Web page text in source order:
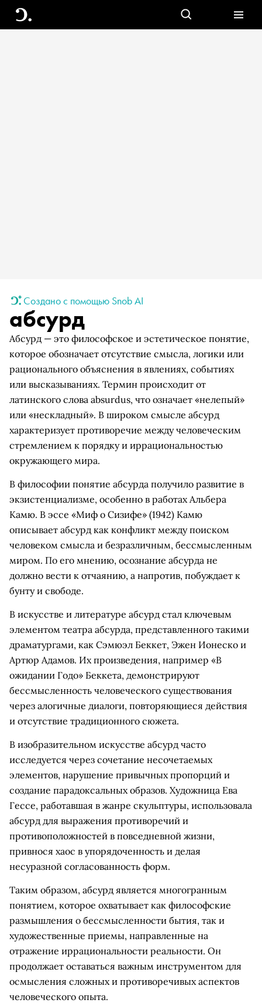
Создано с помощью Snob AI
абсурд
Абсурд — это философское и эстетическое понятие,
которое обозначает отсутствие смысла, логики или
рационального объяснения в явлениях, событиях
или высказываниях. Термин происходит от
латинского слова absurdus, что означает «нелепый»
или «нескладный». В широком смысле абсурд
характеризует противоречие между человеческим
стремлением к порядку и иррациональностью
окружающего мира.
В философии понятие абсурда получило развитие в
экзистенциализме, особенно в работах Альбера
Камю. В эссе «Миф о Сизифе» (1942) Камю
описывает абсурд как конфликт между поиском
человеком смысла и безразличным, бессмысленным
миром. По его мнению, осознание абсурда не
должно вести к отчаянию, а напротив, побуждает к
бунту и свободе.
В искусстве и литературе абсурд стал ключевым
элементом театра абсурда, представленного такими
драматургами, как Сэмюэл Беккет, Эжен Ионеско и
Артюр Адамов. Их произведения, например «В
ожидании Годо» Беккета, демонстрируют
бессмысленность человеческого существования
через алогичные диалоги, повторяющиеся действия
и отсутствие традиционного сюжета.
В изобразительном искусстве абсурд часто
исследуется через сочетание несочетаемых
элементов, нарушение привычных пропорций и
создание парадоксальных образов. Художница Ева
Гессе, работавшая в жанре скульптуры, использовала
абсурд для выражения противоречий и
противоположностей в повседневной жизни,
привнося хаос в упорядоченность и делая
несуразной согласованность форм.
Таким образом, абсурд является многогранным
понятием, которое охватывает как философские
размышления о бессмысленности бытия, так и
художественные приемы, направленные на
отражение иррациональности реальности. Он
продолжает оставаться важным инструментом для
осмысления сложных и противоречивых аспектов
человеческого опыта.